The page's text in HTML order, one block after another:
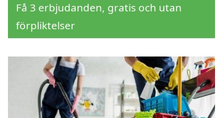
Få 3 erbjudanden, gratis och utan
förpliktelser